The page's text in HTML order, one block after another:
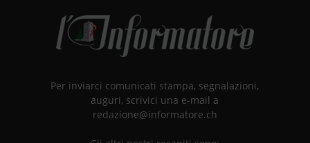
Per inviarci comunicati stampa, segnalazioni,
auguri, scrivici una e-mail a
redazione@informatore.ch